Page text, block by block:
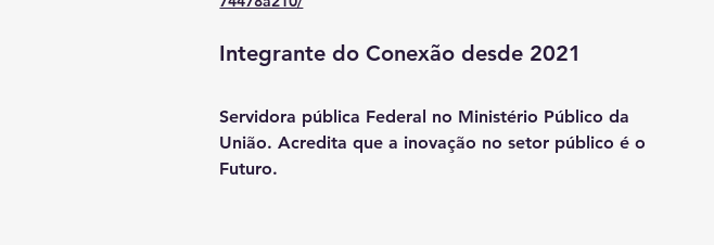
Integrante do Conexão desde 2021
Servidora pública Federal no Ministério Público da
União. Acredita que a inovação no setor público é o
Futuro.